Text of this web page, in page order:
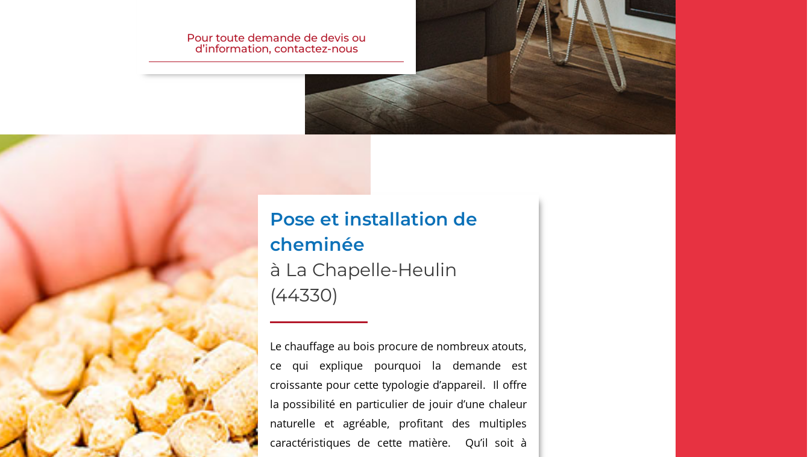
Pour toute demande de devis ou
d’information, contactez-nous
Pose et installation de
cheminée
à La Chapelle-Heulin
(44330)
Le chauffage au bois procure de nombreux atouts,
ce qui explique pourquoi la demande est
croissante pour cette typologie d’appareil. Il offre
la possibilité en particulier de jouir d’une chaleur
naturelle et agréable, profitant des multiples
caractéristiques de cette matière. Qu’il soit à